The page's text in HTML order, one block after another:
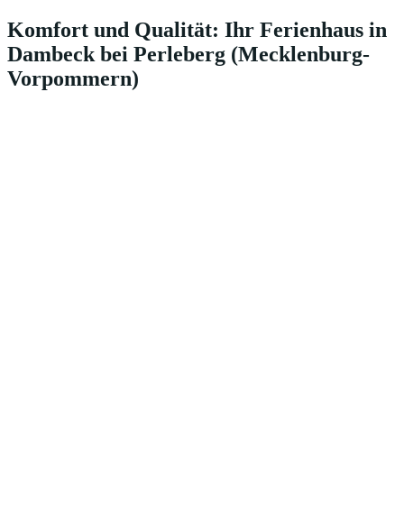
Komfort und Qualität: Ihr Ferienhaus in
Dambeck bei Perleberg (Mecklenburg-
Vorpommern)